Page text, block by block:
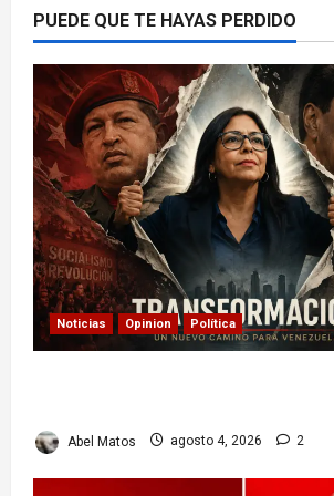
PUEDE QUE TE HAYAS PERDIDO
Noticias Opinion Política
Abel Matos agosto 4, 2026 2